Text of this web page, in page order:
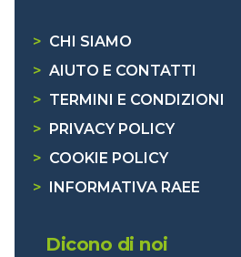
> CHI SIAMO
> AIUTO E CONTATTI
> TERMINI E CONDIZIONI
>
PRIVACY POLICY
> COOKIE POLICY
>
INFORMATIVA RAEE
Dicono di noi